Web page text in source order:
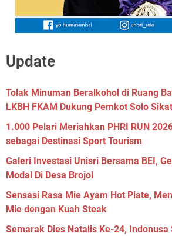
Update
Tolak Minuman Beralkohol di Ruang
LKBH FKAM Dukung Pemkot Solo
1.000 Pelari Meriahkan PHRI RUN
sebagai Destinasi Sport Tourism
Galeri Investasi Unisri Bersama BEI,
Modal Di Desa Brojol
Sensasi Rasa Mie Ayam Hot Plate,
Mie dengan Kuah Steak
Semarak Dies Natalis Ke-24, Indonusa